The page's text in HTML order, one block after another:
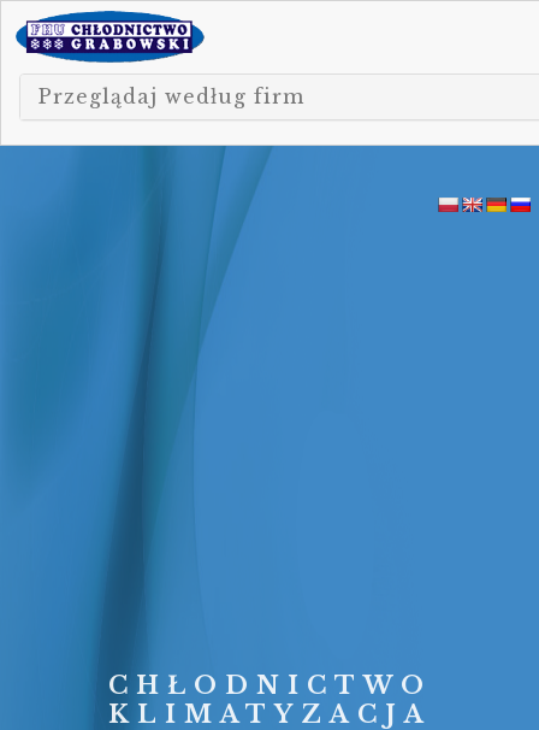
Przeglądaj według firm
CHŁODNICTWO
KLIMATYZACJA